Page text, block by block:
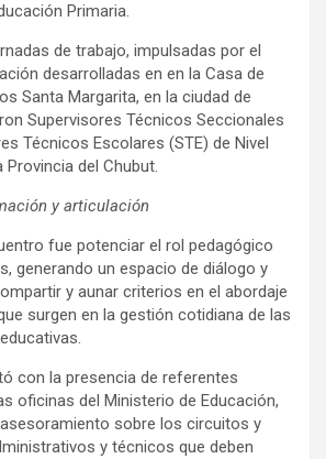
Primaria.
de trabajo, impulsadas por el
desarrolladas en en la Casa de
Santa Margarita, en la ciudad de
Supervisores Técnicos Seccionales
Técnicos Escolares (STE) de Nivel
Provincia del Chubut.
y articulación
fue potenciar el rol pedagógico
generando un espacio de diálogo y
y aunar criterios en el abordaje
surgen en la gestión cotidiana de las
con la presencia de referentes
oficinas del Ministerio de Educación,
sobre los circuitos y
y técnicos que deben